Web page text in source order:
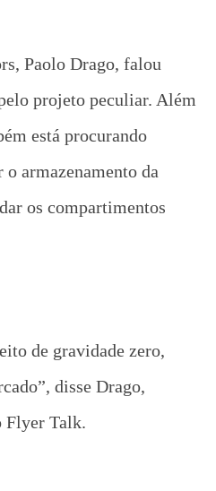
Paolo Drago, falou
projeto peculiar. Além
está procurando
o armazenamento da
os compartimentos
de gravidade zero,
disse Drago,
Flyer Talk.